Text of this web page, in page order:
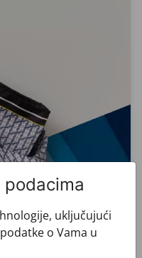
uključujući
o Vama u